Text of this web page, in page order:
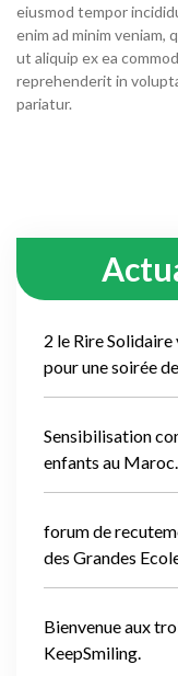
eiusmod tempor
enim ad minim veniam,
ut aliquip ex ea
reprehenderit in
pariatur.
2 le Rire
pour une soirée
Sensibilisation
enfants au Maroc.
forum de
des Grandes
Bienvenue aux
KeepSmiling.